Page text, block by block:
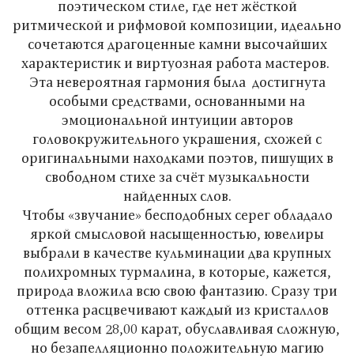
поэтическом стиле, где нет жёсткой
ритмической и рифмовой композиции, идеально
сочетаются драгоценные камни высочайших
характеристик и виртуозная работа мастеров.
Эта невероятная гармония была достигнута
особыми средствами, основанными на
эмоциональной интуиции авторов
головокружительного украшения, схожей с
оригинальными находками поэтов, пишущих в
свободном стихе за счёт музыкальности
найденных слов.
Чтобы «звучание» бесподобных серег обладало
яркой смысловой насыщенностью, ювелиры
выбрали в качестве кульминации два крупных
полихромных турмалина, в которые, кажется,
природа вложила всю свою фантазию. Сразу три
оттенка расцвечивают каждый из кристаллов
общим весом 28,00 карат, обуславливая сложную,
но безапелляционно положительную магию